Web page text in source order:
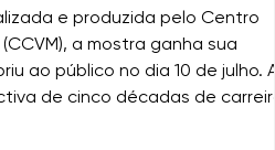
e produzida pelo Centro
a mostra ganha sua
ao público no dia 10 de julho.
de cinco décadas de